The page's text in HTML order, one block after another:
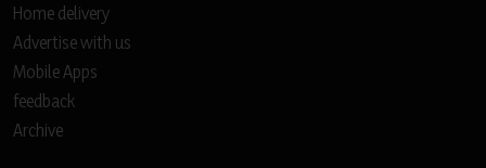
Home delivery
Advertise with us
Mobile Apps
feedback
Archive